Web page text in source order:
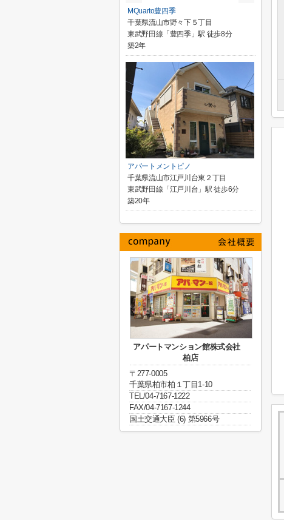
MQuarto豊四季
千葉県流山市野々下５丁目
東武野田線「豊四季」駅 徒歩8分
築2年
アパートメントピノ
千葉県流山市江戸川台東２丁目
東武野田線「江戸川台」駅 徒歩6分
築20年
アパートマンション館株式会社
柏店
〒277-0005
千葉県柏市柏１丁目1-10
TEL/04-7167-1222
FAX/04-7167-1244
国土交通大臣 (6) 第5966号